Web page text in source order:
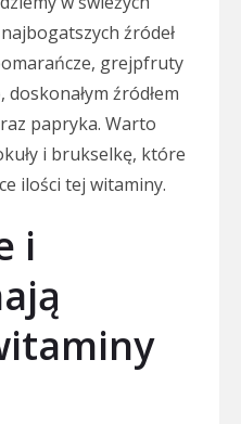
źródeł
grejpfruty
źródłem
papryka. Warto
i brukselkę, które
ilości tej witaminy.
i